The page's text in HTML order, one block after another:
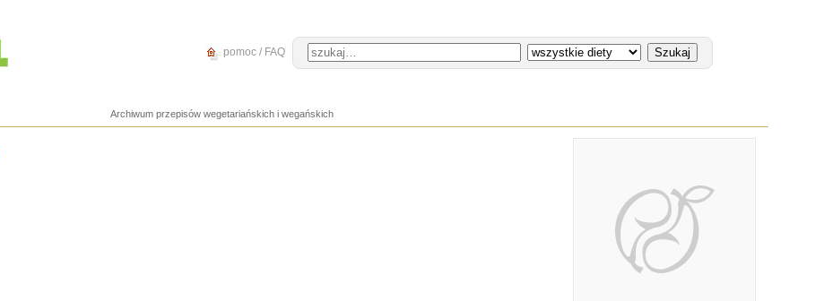
pomoc / FAQ
Archiwum przepisów wegetariańskich i wegańskich